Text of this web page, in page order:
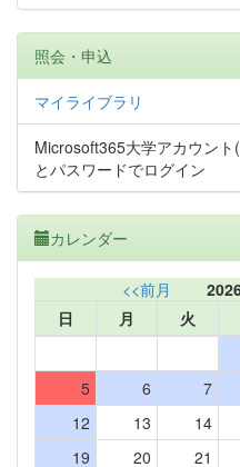
照会・申込
マイライブラリ
Microsoft365大学アカウン
とパスワードでログイン
カレンダー
<<前月
日
月 火
5
6 7
12
13 14
19
20 21